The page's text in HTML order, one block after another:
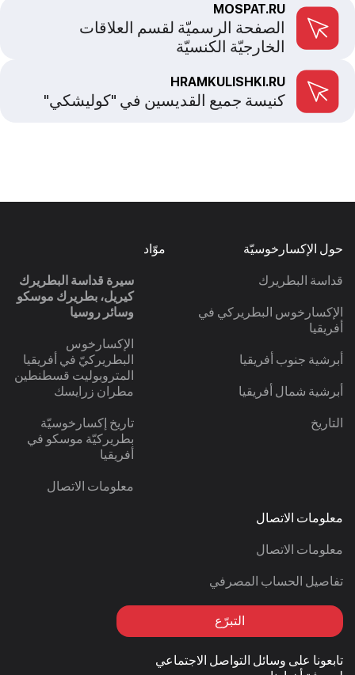
MOSPAT.RU
الصفحة الرسميّة لقسم العلاقات
الخارجيّة الكنسيّة
HRAMKULISHKI.RU
كنيسة جميع القديسين في "كوليشكي"
حول الإكسارخوسيّة
قداسة البطريرك
الإكسارخوس البطريركي في
أفريقيا
أبرشية جنوب أفريقيا
أبرشية شمال أفريقيا
التاريخ
موّاد
سيرة قداسة البطريرك
كيريل، بطريرك موسكو
وسائر روسيا
الإكسارخوس
البطريركيّ في أفريقيا
المتروبوليت قسطنطين
مطران زرايسك
تاريخ إكسارخوسيّة
بطريركيّة موسكو في
أفريقيا
معلومات الاتصال
معلومات الاتصال
معلومات الاتصال
تفاصيل الحساب المصرفي
التبرّع
تابعونا على وسائل التواصل الاجتماعي